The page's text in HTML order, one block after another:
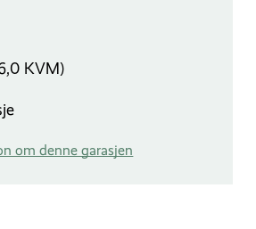
KVM)
om denne garasjen